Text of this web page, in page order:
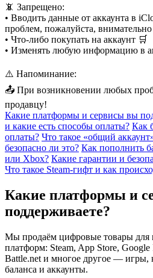
📵 Запрещено:
• Вводить данные от аккаунта в
проблем, пожалуйста,
• Что-либо покупать на аккаунт 🛒
• Изменять любую информацию в
⚠️ Напоминание:
📤 При возникновении любых
продавцу!
Какие платформы и сервисы вы
и какие есть способы оплаты? Как
оплаты? Что такое «общий
безопасно ли это? Как пополнить
или Xbox? Какие гарантии и
Что такое Steam-гифт и как
Какие платформы и
поддерживаете?
Мы продаём цифровые товары для
платформ: Steam, App Store,
Battle.net и многое другое — игры,
баланса и аккаунты.